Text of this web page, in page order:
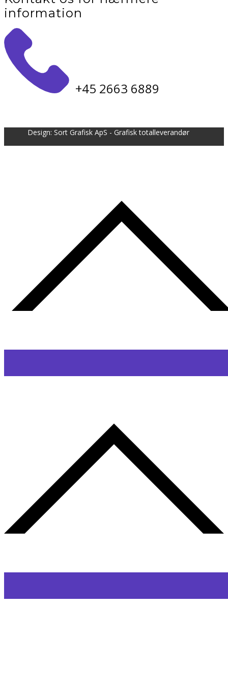
information
​+45 2663 6889
Design: Sort Grafisk ApS - Grafisk totalleverandør